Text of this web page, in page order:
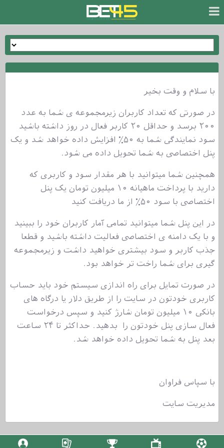
با سلام و وقت بخیر
در صورتی که تعداد کاربران زیرمجموعه ی شما به عدد
۲۰۰ برسد و حداقل ۲۰ کاربر فعال در روز داشته باشید
سود نمایندگی شما به ۵۰٪ افزایش داده خواهد شد و یک
پنل اختصاصی به شما تحویل داده می شود.
همچنین شما میتوانید با هر مقدار سود و کاربری که
دارید با پرداخت ماهیانه ۱۰ میلیون تومان یک پنل
اختصاصی با سود ۵۰٪ از ما دریافت کنید
در این پنل شما میتوانید تمامی آمار کاربران خود را ببینید
و با یک دامنه ی اختصاصی فعالیت داشته باشید و قطعا
جذب کاربر و سود بیشتری خواهید داشت و زیرمجموعه
گیری برای شما راخت تر خواهد بود.
در صورت تمایل برای راه اندازی سیستم خود باید حساب
کاربری خودتون در سایت را از طریق دلار یا درگاه های
بانکی ۱۰ میلیون تومان شارژ کنید و سپس درخواست
فعال سازی پنل خودتون را بدهید. حداکثر تا ۲۴ ساعت
بعد پنل به شما تحویل داده خواهد شد.
با سپاس فراوان
مدیریت سایت